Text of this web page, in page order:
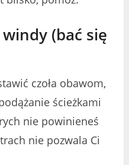
(bać się
czoła obawom,
ścieżkami
nie powinieneś
nie pozwala Ci